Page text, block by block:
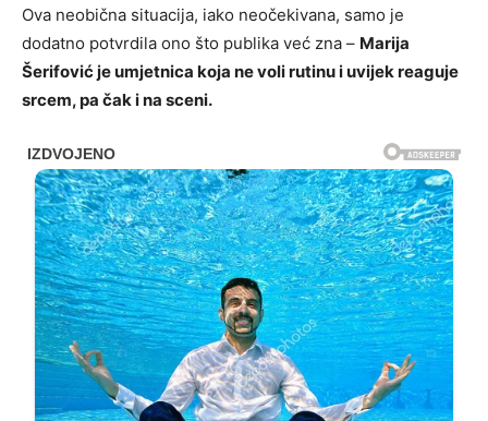
Ova neobična situacija, iako neočekivana, samo je
dodatno potvrdila ono što publika već zna – Marija
Šerifović je umjetnica koja ne voli rutinu i uvijek reaguje
srcem, pa čak i na sceni.